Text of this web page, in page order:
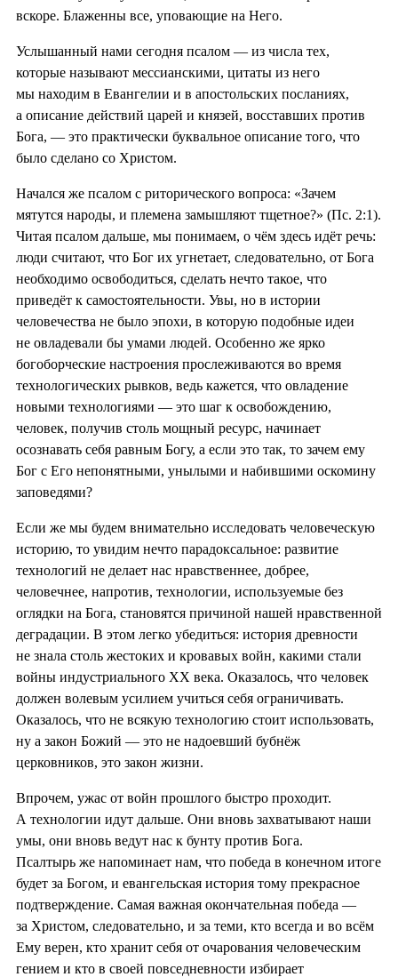
вскоре. Блаженны все, уповающие на Него.
Услышанный нами сегодня псалом — из числа тех,
которые называют мессианскими, цитаты из него
мы находим в Евангелии и в апостольских посланиях,
а описание действий царей и князей, восставших против
Бога, — это практически буквальное описание того, что
было сделано со Христом.
Начался же псалом с риторического вопроса: «Зачем
мятутся народы, и племена замышляют тщетное?» (Пс. 2:1).
Читая псалом дальше, мы понимаем, о чём здесь идёт речь:
люди считают, что Бог их угнетает, следовательно, от Бога
необходимо освободиться, сделать нечто такое, что
приведёт к самостоятельности. Увы, но в истории
человечества не было эпохи, в которую подобные идеи
не овладевали бы умами людей. Особенно же ярко
богоборческие настроения прослеживаются во время
технологических рывков, ведь кажется, что овладение
новыми технологиями — это шаг к освобождению,
человек, получив столь мощный ресурс, начинает
осознавать себя равным Богу, а если это так, то зачем ему
Бог с Его непонятными, унылыми и набившими оскомину
заповедями?
Если же мы будем внимательно исследовать человеческую
историю, то увидим нечто парадоксальное: развитие
технологий не делает нас нравственнее, добрее,
человечнее, напротив, технологии, используемые без
оглядки на Бога, становятся причиной нашей нравственной
деградации. В этом легко убедиться: история древности
не знала столь жестоких и кровавых войн, какими стали
войны индустриального XX века. Оказалось, что человек
должен волевым усилием учиться себя ограничивать.
Оказалось, что не всякую технологию стоит использовать,
ну а закон Божий — это не надоевший бубнёж
церковников, это закон жизни.
Впрочем, ужас от войн прошлого быстро проходит.
А технологии идут дальше. Они вновь захватывают наши
умы, они вновь ведут нас к бунту против Бога.
Псалтырь же напоминает нам, что победа в конечном итоге
будет за Богом, и евангельская история тому прекрасное
подтверждение. Самая важная окончательная победа —
за Христом, следовательно, и за теми, кто всегда и во всём
Ему верен, кто хранит себя от очарования человеческим
гением и кто в своей повседневности избирает